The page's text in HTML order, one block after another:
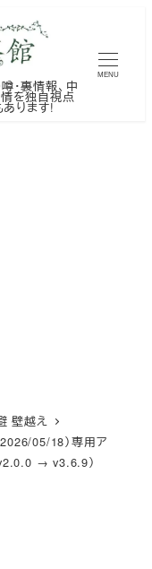
・裏情報、中
情を独自視点
ります!
MENU
壁越え
05/18）専用ア
→ v3.6.9）